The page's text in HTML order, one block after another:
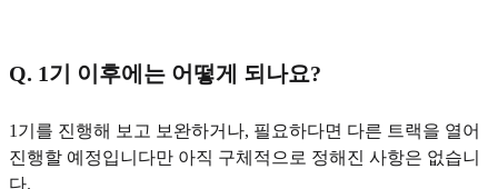
Q. 1기 이후에는 어떻게 되나요?
1기를 진행해 보고 보완하거나, 필요하다면 다른 트랙을 열어
진행할 예정입니다만 아직 구체적으로 정해진 사항은 없습니
다.